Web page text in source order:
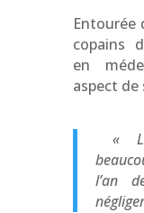
Entourée
copains
en
aspect de
«
l’an